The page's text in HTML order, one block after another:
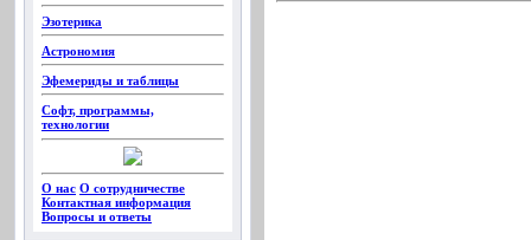
Эзотерика
Астрономия
Эфемериды и таблицы
Софт, программы,
технологии
О нас О сотрудничестве
Контактная информация
Вопросы и ответы